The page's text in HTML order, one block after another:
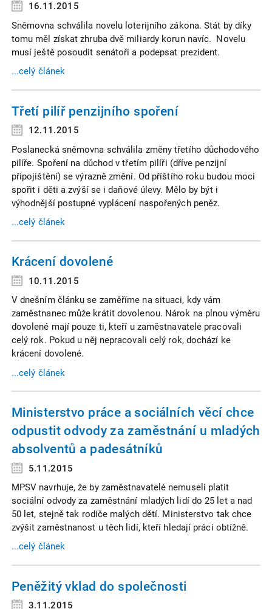
16.11.2015
Sněmovna schválila novelu loterijního zákona. Stát by díky
tomu měl získat zhruba dvě miliardy korun navíc. Novelu
musí ještě posoudit senátoři a podepsat prezident.
...celý článek
Třetí pilíř penzijního spoření
12.11.2015
Poslanecká sněmovna schválila změny třetího důchodového
pilíře. Spoření na důchod v třetím pilíři (dříve penzijní
připojištění) se výrazně změní. Od příštího roku budou moci
spořit i děti a zvýší se i daňové úlevy. Mělo by být i
výhodnější postupné vyplácení naspořených peněz.
...celý článek
Krácení dovolené
10.11.2015
V dnešním článku se zaměříme na situaci, kdy vám
zaměstnanec může krátit dovolenou. Nárok na plnou výměru
dovolené mají pouze ti, kteří u zaměstnavatele pracovali
celý rok. Pokud u něj nepracovali celý rok, dochází ke
krácení dovolené.
...celý článek
Ministerstvo práce a sociálních věcí chce
odpustit odvody za zaměstnání u mladých
absolventů a padesátníků
5.11.2015
MPSV navrhuje, že by zaměstnavatelé nemuseli platit
sociální odvody za zaměstnání mladých lidí do 25 let a nad
50 let, stejně tak rodiče malých dětí. Ministerstvo tak chce
zvýšit zaměstnanost u těch lidí, kteří hledají práci obtížně.
...celý článek
Peněžitý vklad do společnosti
3.11.2015